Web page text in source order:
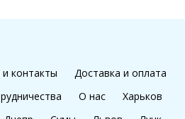
контакты
Доставка и оплата
О нас
Харьков